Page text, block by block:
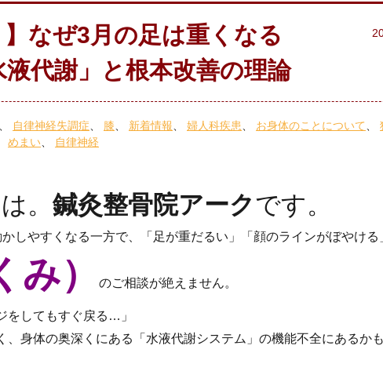
】なぜ3月の足は重くなる
代謝」と根本改善の理論
自律神経失調症 膝 新着情報 婦人科疾患 お身体のことについて
めまい 自律神経
。 鍼灸整骨院アークです。
しやすくなる一方で、「足が重だるい」「顔のラインがぼやける
） のご相談が絶えません。
をしてもすぐ戻る…」
身体の奥深くにある「水液代謝システム」の機能不全にあるか